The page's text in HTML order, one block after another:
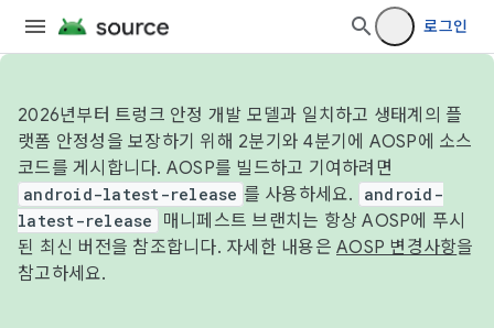
로그인
2026년부터 트렁크 안정 개발 모델과 일치하고 생태계의 플
랫폼 안정성을 보장하기 위해 2분기와 4분기에 AOSP에 소스
코드를 게시합니다. AOSP를 빌드하고 기여하려면
android-latest-release 를 사용하세요.
android-
latest-release
매니페스트 브랜치는 항상 AOSP에 푸시
된 최신 버전을 참조합니다. 자세한 내용은 AOSP 변경사항을
참고하세요.